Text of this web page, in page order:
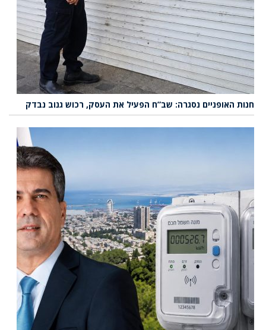
חנות האופניים נסגרה: שב”ח הפעיל את העסק, רכוש גנוב נבדק